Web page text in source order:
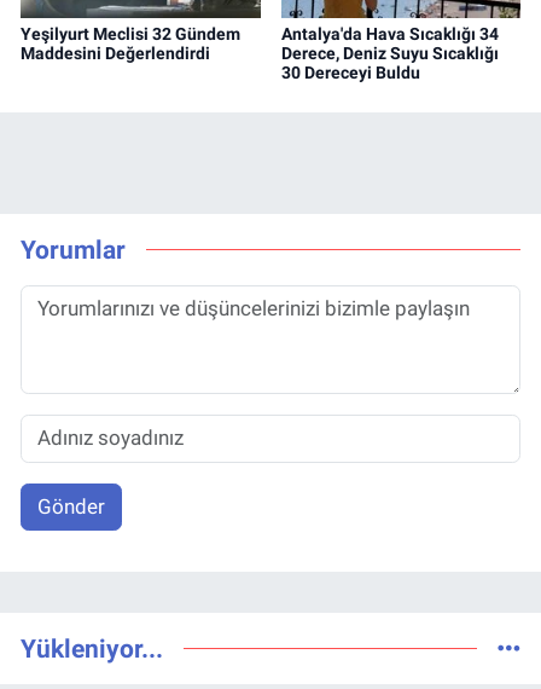
Yeşilyurt Meclisi 32 Gündem
Maddesini Değerlendirdi
Antalya'da Hava Sıcaklığı 34
Derece, Deniz Suyu Sıcaklığı
30 Dereceyi Buldu
Yorumlar
Gönder
Yükleniyor...